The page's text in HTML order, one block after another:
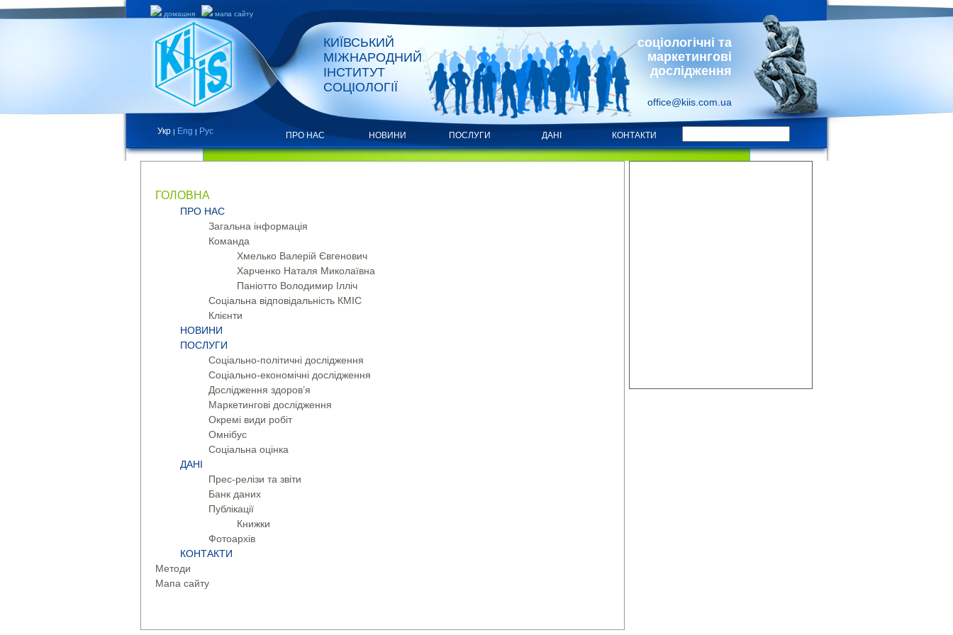
домашня мапа сайту
КИЇВСЬКИЙ
МІЖНАРОДНИЙ
ІНСТИТУТ
СОЦІОЛОГІЇ
соціологічні та
маркетингові
дослідження
office@kiis.com.ua
Укр | Eng | Рус ПРО НАС НОВИНИ ПОСЛУГИ ДАНІ КОНТАКТИ
ГОЛОВНА
ПРО НАС
Загальна інформація
Команда
Хмелько Валерій Євгенович
Харченко Наталя Миколаївна
Паніотто Володимир Ілліч
Соціальна відповідальність КМІС
Клієнти
НОВИНИ
ПОСЛУГИ
Соціально-політичні дослідження
Соціально-економічні дослідження
Дослідження здоров’я
Маркетингові дослідження
Окремі види робіт
Омнібус
Соціальна оцінка
ДАНІ
Прес-релізи та звіти
Банк даних
Публікації
Книжки
Фотоархів
КОНТАКТИ
Методи
Мапа сайту